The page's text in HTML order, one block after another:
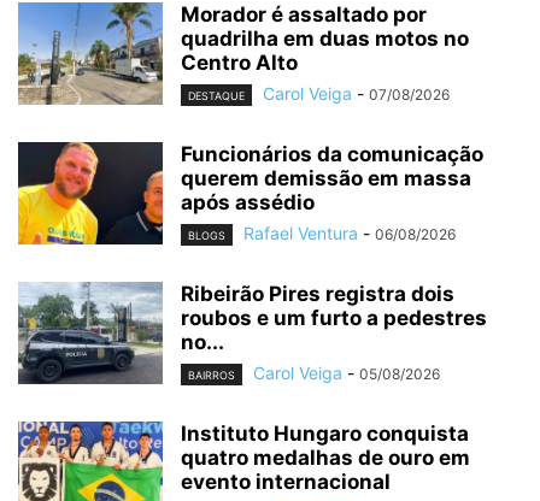
Morador é assaltado por
quadrilha em duas motos no
Centro Alto
DESTAQUE Carol Veiga - 07/08/2026
Funcionários da comunicação
querem demissão em massa
após assédio
BLOGS Rafael Ventura - 06/08/2026
Ribeirão Pires registra dois
roubos e um furto a pedestres
no...
BAIRROS Carol Veiga - 05/08/2026
Instituto Hungaro conquista
quatro medalhas de ouro em
evento internacional